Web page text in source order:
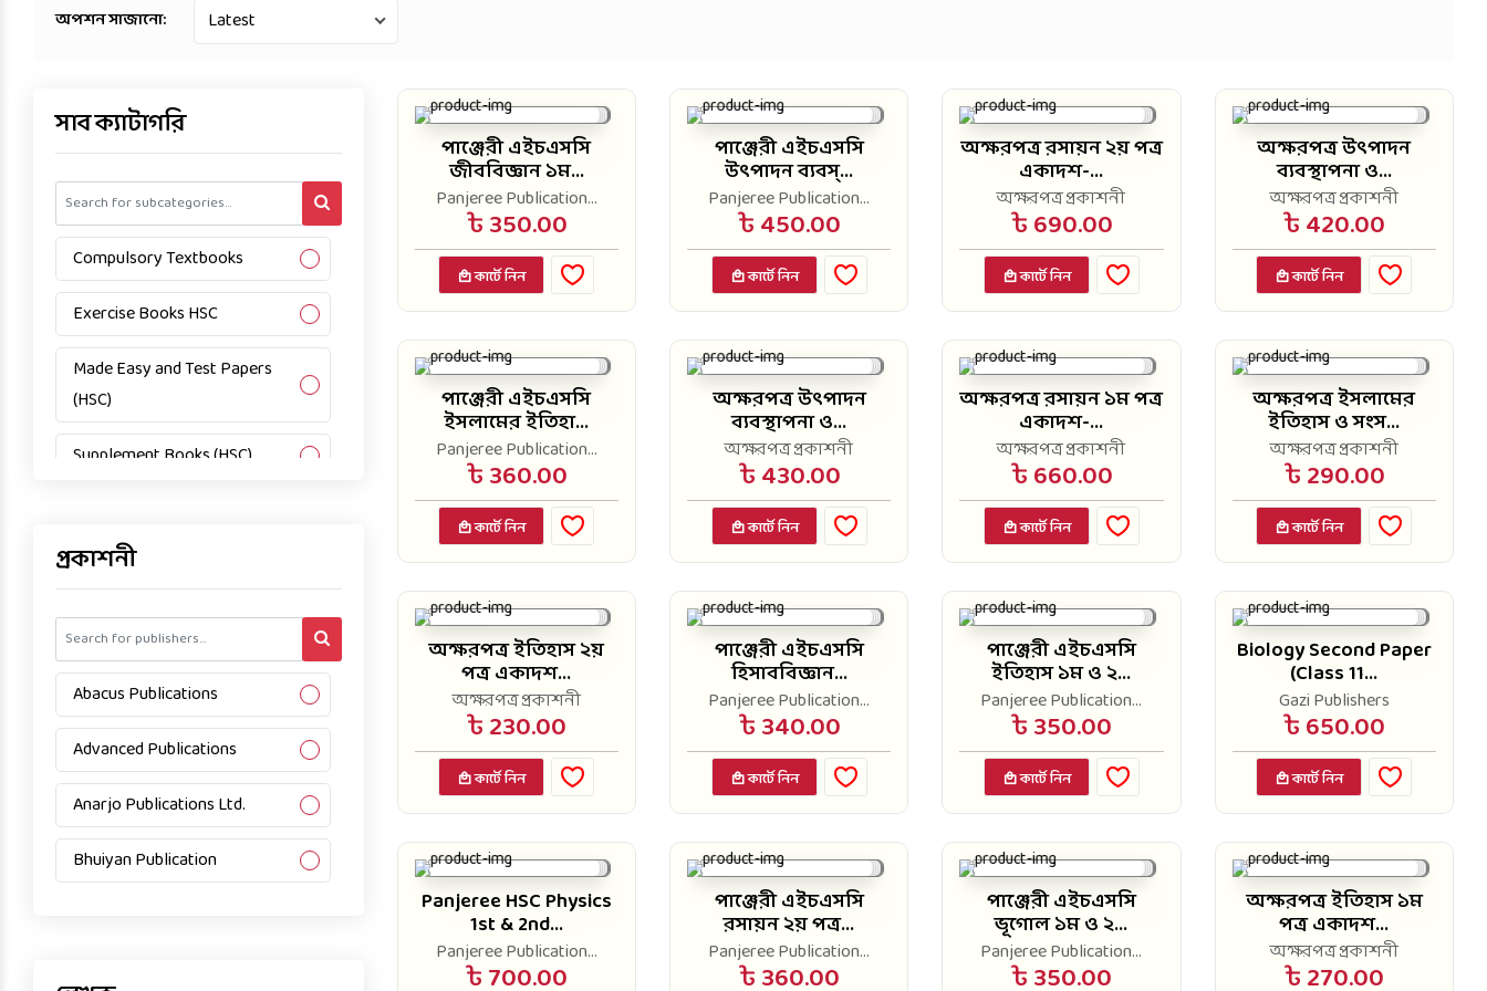
অপশন সাজানো:
সাব ক্যাটাগরি
Compulsory Textbooks
Exercise Books HSC
Made Easy and Test Papers
(HSC)
Supplement Books (HSC)
Textbooks of Humanities
Textbooks of Science
প্রকাশনী
Abacus Publications
Advanced Publications
Anarjo Publications Ltd.
Bhuiyan Publication
পাঞ্জেরী এইচএসসি
জীববিজ্ঞান ১ম...
Panjeree Publication...
৳ 350.00
কার্টে নিন
পাঞ্জেরী এইচএসসি
উৎপাদন ব্যবস্...
Panjeree Publication...
৳ 450.00
কার্টে নিন
অক্ষরপত্র রসায়ন ২য় পত্র
একাদশ-...
অক্ষরপত্র প্রকাশনী
৳ 690.00
কার্টে নিন
অক্ষরপত্র উৎপাদন
ব্যবস্থাপনা ও...
অক্ষরপত্র প্রকাশনী
৳ 420.00
কার্টে নিন
পাঞ্জেরী এইচএসসি
ইসলামের ইতিহা...
Panjeree Publication...
৳ 360.00
কার্টে নিন
অক্ষরপত্র উৎপাদন
ব্যবস্থাপনা ও...
অক্ষরপত্র প্রকাশনী
৳ 430.00
কার্টে নিন
অক্ষরপত্র রসায়ন ১ম পত্র
একাদশ-...
অক্ষরপত্র প্রকাশনী
৳ 660.00
কার্টে নিন
অক্ষরপত্র ইসলামের
ইতিহাস ও সংস...
অক্ষরপত্র প্রকাশনী
৳ 290.00
কার্টে নিন
অক্ষরপত্র ইতিহাস ২য়
পত্র একাদশ...
অক্ষরপত্র প্রকাশনী
৳ 230.00
কার্টে নিন
পাঞ্জেরী এইচএসসি
হিসাববিজ্ঞান...
Panjeree Publication...
৳ 340.00
কার্টে নিন
পাঞ্জেরী এইচএসসি
ইতিহাস ১ম ও ২...
Panjeree Publication...
৳ 350.00
কার্টে নিন
Biology Second Paper
(Class 11...
Gazi Publishers
৳ 650.00
কার্টে নিন
Panjeree HSC Physics
1st & 2nd...
Panjeree Publication...
৳ 700.00
পাঞ্জেরী এইচএসসি
রসায়ন ২য় পত্র...
Panjeree Publication...
৳ 360.00
পাঞ্জেরী এইচএসসি
ভূগোল ১ম ও ২...
Panjeree Publication...
৳ 350.00
অক্ষরপত্র ইতিহাস ১ম
পত্র একাদশ...
অক্ষরপত্র প্রকাশনী
৳ 270.00